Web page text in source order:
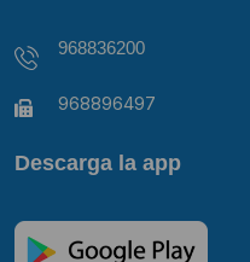
968836200
968896497
Descarga la app